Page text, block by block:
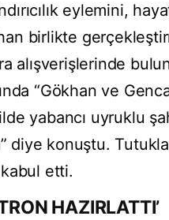
eylemini,
birlikte
alışverişlerinde
“Gökhan ve
yabancı uyruklu
diye konuştu.
etti.
HAZIRLATTI’